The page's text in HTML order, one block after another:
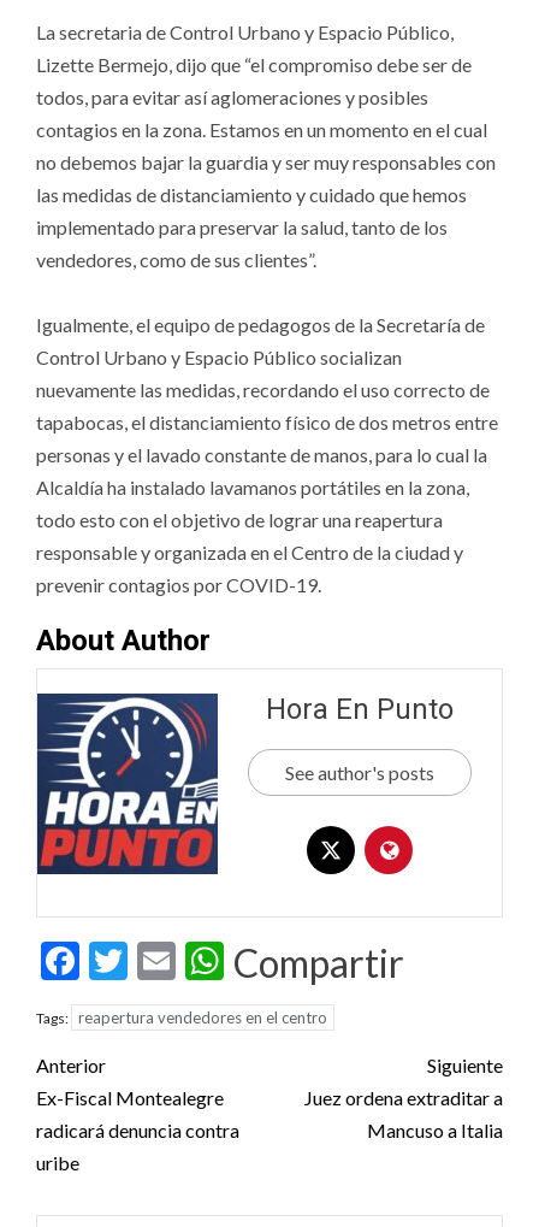
La secretaria de Control Urbano y Espacio Público,
Lizette Bermejo, dijo que “el compromiso debe ser de
todos, para evitar así aglomeraciones y posibles
contagios en la zona. Estamos en un momento en el cual
no debemos bajar la guardia y ser muy responsables con
las medidas de distanciamiento y cuidado que hemos
implementado para preservar la salud, tanto de los
vendedores, como de sus clientes”.
Igualmente, el equipo de pedagogos de la Secretaría de
Control Urbano y Espacio Público socializan
nuevamente las medidas, recordando el uso correcto de
tapabocas, el distanciamiento físico de dos metros entre
personas y el lavado constante de manos, para lo cual la
Alcaldía ha instalado lavamanos portátiles en la zona,
todo esto con el objetivo de lograr una reapertura
responsable y organizada en el Centro de la ciudad y
prevenir contagios por COVID-19.
About Author
Hora En Punto
See author's posts
Facebook
Twitter
EmailWhatsApp
Compartir
Tags: reapertura vendedores en el centro
Post
navigation
Anterior
Ex-Fiscal Montealegre
radicará denuncia contra
uribe
Siguiente
Juez ordena extraditar a
Mancuso a Italia